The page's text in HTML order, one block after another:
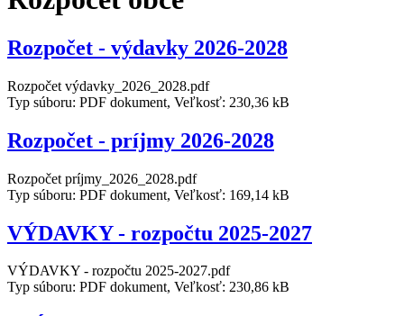
Rozpočet - výdavky 2026-2028
Rozpočet výdavky_2026_2028.pdf
Typ súboru: PDF dokument, Veľkosť: 230,36 kB
Rozpočet - príjmy 2026-2028
Rozpočet príjmy_2026_2028.pdf
Typ súboru: PDF dokument, Veľkosť: 169,14 kB
VÝDAVKY - rozpočtu 2025-2027
VÝDAVKY - rozpočtu 2025-2027.pdf
Typ súboru: PDF dokument, Veľkosť: 230,86 kB